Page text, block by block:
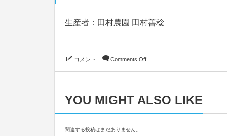
生産者：田村農園 田村善稔
コメント Comments Off
YOU MIGHT ALSO LIKE
関連する投稿はまだありません。